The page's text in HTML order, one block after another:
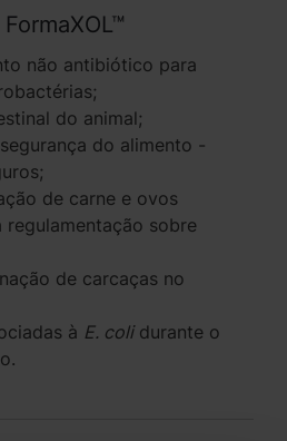
não antibiótico para
do animal;
do alimento -
de carne e ovos
regulamentação sobre
de carcaças no
à E. colidurante o